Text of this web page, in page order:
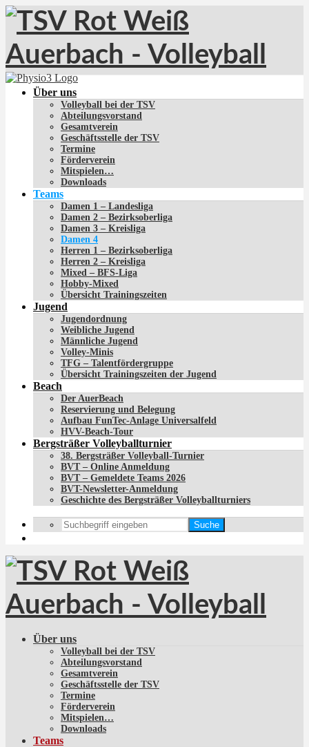
Über uns
Volleyball bei der TSV
Abteilungsvorstand
Gesamtverein
Geschäftsstelle der TSV
Termine
Förderverein
Mitspielen…
Downloads
Teams
Damen 1 – Landesliga
Damen 2 – Bezirksoberliga
Damen 3 – Kreisliga
Damen 4
Herren 1 – Bezirksoberliga
Herren 2 – Kreisliga
Mixed – BFS-Liga
Hobby-Mixed
Übersicht Trainingszeiten
Jugend
Jugendordnung
Weibliche Jugend
Männliche Jugend
Volley-Minis
TFG – Talentfördergruppe
Übersicht Trainingszeiten der Jugend
Beach
Der AuerBeach
Reservierung und Belegung
Aufbau FunTec-Anlage Universalfeld
HVV-Beach-Tour
Bergsträßer Volleyballturnier
38. Bergsträßer Volleyball-Turnier
BVT – Online Anmeldung
BVT – Gemeldete Teams 2026
BVT-Newsletter-Anmeldung
Geschichte des Bergsträßer Volleyballturniers
Suche
Über uns
Volleyball bei der TSV
Abteilungsvorstand
Gesamtverein
Geschäftsstelle der TSV
Termine
Förderverein
Mitspielen…
Downloads
Teams